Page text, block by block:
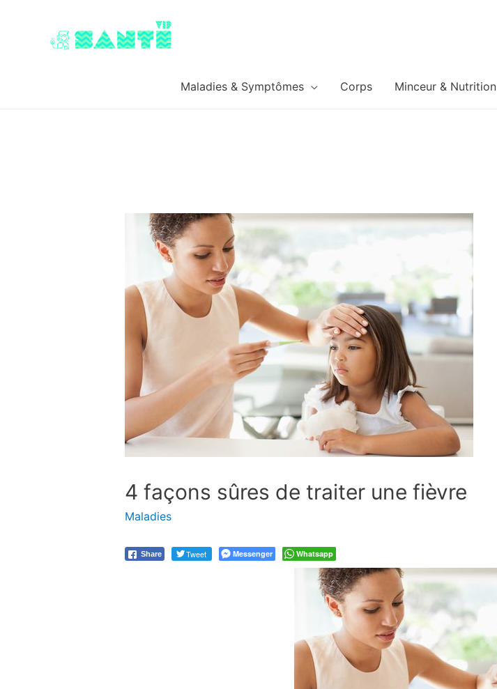
Maladies & Symptômes Corps Minceur & Nutrition
4 façons sûres de traiter une fièvre
Maladies
Share Tweet Messenger Whatsapp